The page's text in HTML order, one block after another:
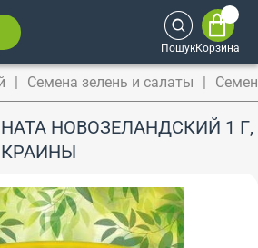
ПошукКорзина
Семена зелень и салаты
НОВОЗЕЛАНДСКИЙ 1 Г,